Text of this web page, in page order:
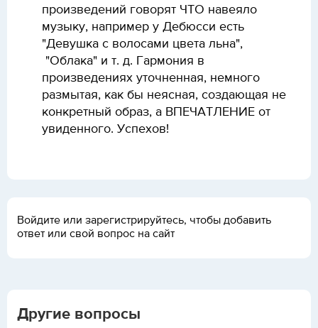
произведений говорят ЧТО навеяло
музыку, например у Дебюсси есть
"Девушка с волосами цвета льна",
"Облака" и т. д. Гармония в
произведениях уточненная, немного
размытая, как бы неясная, создающая не
конкретный образ, а ВПЕЧАТЛЕНИЕ от
увиденного. Успехов!
Войдите или зарегистрируйтесь, чтобы добавить
ответ или свой вопрос на сайт
Другие вопросы